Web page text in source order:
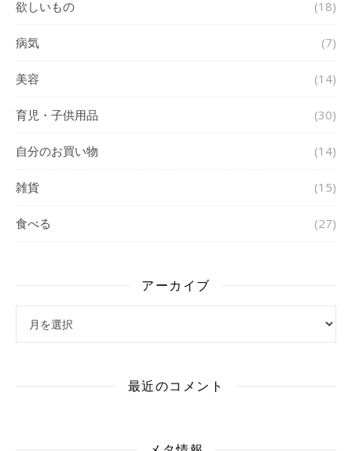
欲しいもの (18)
病気 (7)
美容 (14)
育児・子供用品 (30)
自分のお買い物 (14)
雑貨 (15)
食べる (27)
アーカイブ
最近のコメント